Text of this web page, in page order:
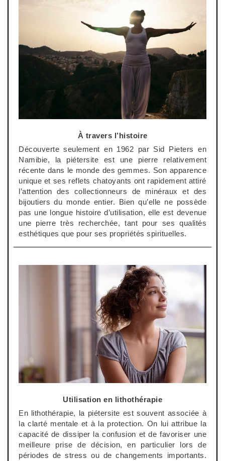
À travers l’histoire
Découverte seulement en 1962 par Sid Pieters en
Namibie, la piétersite est une pierre relativement
récente dans le monde des gemmes. Son apparence
unique et ses reflets chatoyants ont rapidement attiré
l’attention des collectionneurs de minéraux et des
bijoutiers du monde entier. Bien qu’elle ne possède
pas une longue histoire d’utilisation, elle est devenue
une pierre très recherchée, tant pour ses qualités
esthétiques que pour ses propriétés spirituelles.
Utilisation en lithothérapie
En lithothérapie, la piétersite est souvent associée à
la clarté mentale et à la protection. On lui attribue la
capacité de dissiper la confusion et de favoriser une
meilleure prise de décision, en particulier lors de
périodes de stress ou de changements importants.